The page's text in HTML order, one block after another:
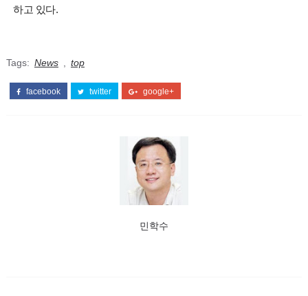
하고 있다.
Tags: News top
facebook twitter google+
민학수